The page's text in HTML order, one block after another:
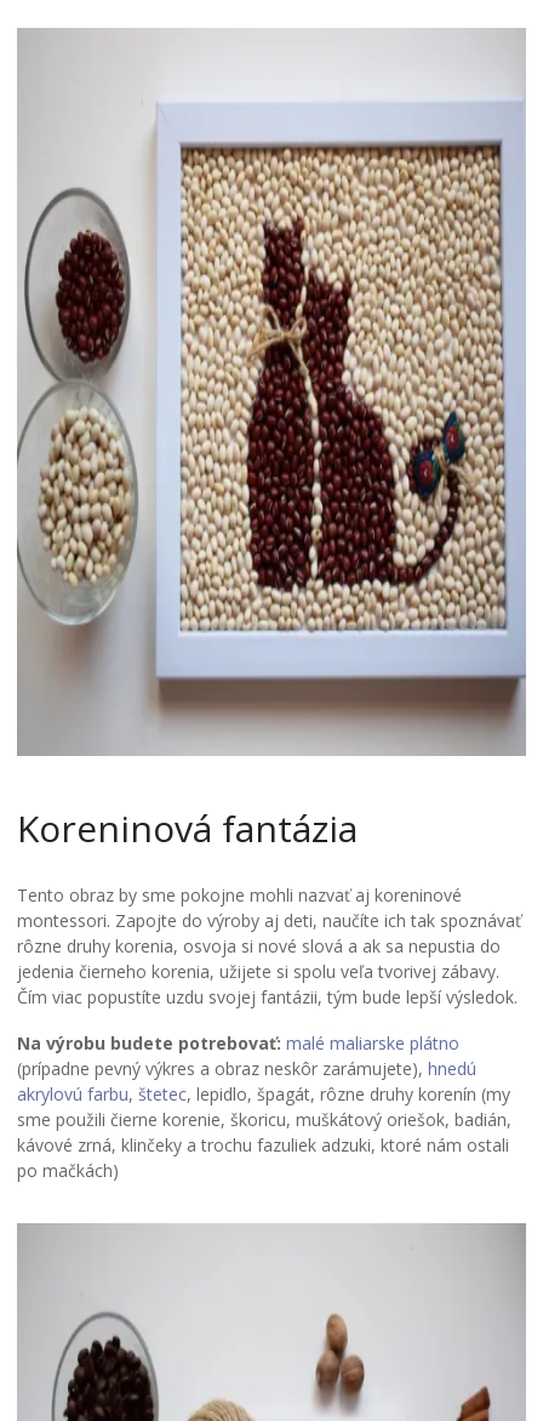
Koreninová fantázia
Tento obraz by sme pokojne mohli nazvať aj koreninové
montessori. Zapojte do výroby aj deti, naučíte ich tak spoznávať
rôzne druhy korenia, osvoja si nové slová a ak sa nepustia do
jedenia čierneho korenia, užijete si spolu veľa tvorivej zábavy.
Čím viac popustíte uzdu svojej fantázii, tým bude lepší výsledok.
Na výrobu budete potrebovať: malé maliarske plátno
(prípadne pevný výkres a obraz neskôr zarámujete), hnedú
akrylovú farbu, štetec, lepidlo, špagát, rôzne druhy korenín (my
sme použili čierne korenie, škoricu, muškátový oriešok, badián,
kávové zrná, klinčeky a trochu fazuliek adzuki, ktoré nám ostali
po mačkách)